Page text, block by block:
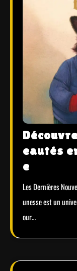
eautés
e
Les Dernières
unesse est un
our…